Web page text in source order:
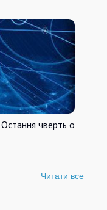
чверть о
Читати все